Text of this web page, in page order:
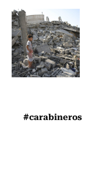
#carabineros